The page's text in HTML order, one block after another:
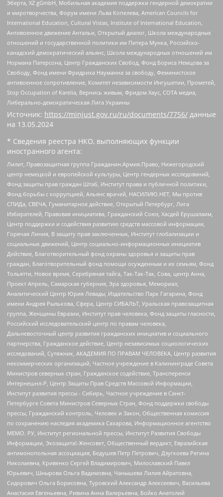
Эберта, XZ gGmbH, Мобильная академия поддержки гендерной демократии
и миротворчества, Форум имени Льва Копелева, American Councils for
International Education, Cultural Vistas, Institute of International Education,
Антивоенное движение Антальи, Открытый диалог, Школа международных
отношений и государственной политики им Питера Мунка, Российско-
канадский демократический альянс, Школа международных отношений им
Нормана Патерсона, Центр Гражданских Свобод, Фонд Бориса Немцова за
Свободу, Фонд имени Фридриха Науманна за свободу, Феминистское
антивоенное сопротивление, Комитет независимости Ингушетии, Прометей,
Stop Occupation of Karelia, Вернись живым, Фридом Хаус, СОТА медиа,
Либерально-демократическая Лига Украины
Источник: https://minjust.gov.ru/ru/documents/7756/ данные
на 13.05.2024
* Сведения реестра НКО, выполняющих функции
иностранного агента:
Лилит, Правозащитная группа Гражданин.Армия.Право, Нижегородский
центр немецкой и европейской культуры, Центр гендерных исследований,
Фонд защиты прав граждан Штаб, Институт права и публичной политики,
Фонд борьбы с коррупцией, Альянс врачей, НАСИЛИЮ.НЕТ, Мы против
СПИДа, СВЕЧА, Гуманитарное действие, Открытый Петербург, Лига
Избирателей, Правовая инициатива, Гражданский Союз, Хасдей Ерушалаим,
Центр поддержки и содействия развитию средств массовой информации,
Горячая Линия, В защиту прав заключенных, Институт глобализации и
социальных движений, Центр социально-информационных инициатив
Действие, Благотворительный фонд охраны здоровья и защиты прав
граждан, Благотворительный фонд помощи осужденным и их семьям, Фонд
Тольятти, Новое время, Серебряная тайга, Так-Так-Так, Сова, центр Анна,
Проект Апрель, Самарская губерния, Эра здоровья, Мемориал,
Аналитический Центр Юрия Левады, Издательство Парк Гагарина, Фонд
имени Андрея Рылькова, Сфера, Центр СИБАЛЬТ, Уральская правозащитная
группа, Женщины Евразии, Институт прав человека, Фонд защиты гласности,
Российский исследовательский центр по правам человека,
Дальневосточный центр развития гражданских инициатив и социального
партнерства, Гражданское действие, Центр независимых социологических
исследований, Сутяжник, АКАДЕМИЯ ПО ПРАВАМ ЧЕЛОВЕКА, Центр развития
некоммерческих организаций, Частное учреждение в Калининграде Совета
Министров северных стран, Гражданское содействие, Трансперенси
Интернешнл-Р, Центр Защиты Прав Средств Массовой Информации,
Институт развития прессы - Сибирь, Частное учреждение в Санкт-
Петербурге Совета Министров Северных Стран, Фонд поддержки свободы
прессы, Гражданский контроль, Человек и Закон, Общественная комиссия
по сохранению наследия академика Сахарова, Информационное агентство
МЕМО. РУ, Институт региональной прессы, Институт Развития Свободы
Информации, Экозащита!-Женсовет, Общественный вердикт, Евразийская
антимонопольная ассоциация, Бедушев Петр Петрович, Дзугкоева Регина
Николаевна, Кривенко Сергей Владимирович, Милославский Павел
Юрьевич, Шнырова Ольга Вадимовна, Чанышева Лилия Айратовна,
Сидорович Ольга Борисовна, Туровский Александр Алексеевич, Васильева
Анастасия Евгеньевна, Ривина Анна Валерьевна, Бойко Анатолий